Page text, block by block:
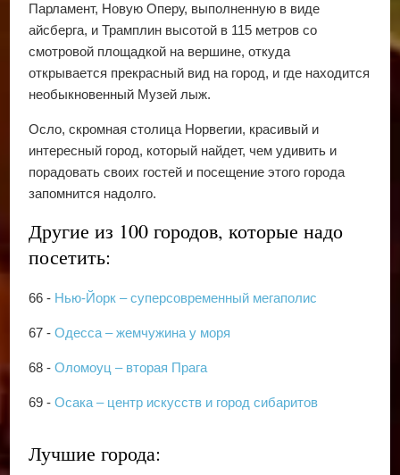
Парламент, Новую Оперу, выполненную в виде
айсберга, и Трамплин высотой в 115 метров со
смотровой площадкой на вершине, откуда
открывается прекрасный вид на город, и где находится
необыкновенный Музей лыж.
Осло, скромная столица Норвегии, красивый и
интересный город, который найдет, чем удивить и
порадовать своих гостей и посещение этого города
запомнится надолго.
Другие из 100 городов, которые надо
посетить:
66 - Нью-Йорк – суперсовременный мегаполис
67 -Одесса – жемчужина у моря
68 -Оломоуц – вторая Прага
69 -Осака – центр искусств и город сибаритов
Лучшие города: